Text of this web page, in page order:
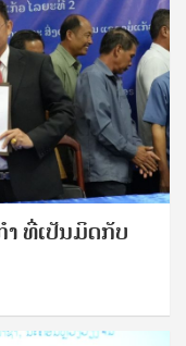
ທີ່ເປັນມິດກັບ